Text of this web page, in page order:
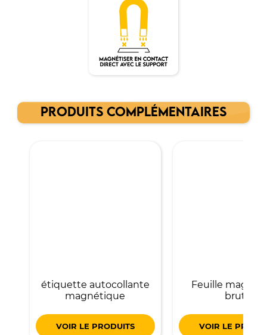
PRODUITS COMPLÉMENTAIRES
étiquette autocollante
magnétique
VOIR LE PRODUITS
Feuille
brute
VOIR LE